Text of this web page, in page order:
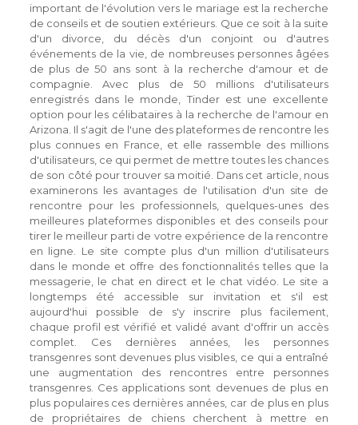
important de l'évolution vers le mariage est la recherche
de conseils et de soutien extérieurs. Que ce soit à la suite
d'un divorce, du décès d'un conjoint ou d'autres
événements de la vie, de nombreuses personnes âgées
de plus de 50 ans sont à la recherche d'amour et de
compagnie. Avec plus de 50 millions d'utilisateurs
enregistrés dans le monde, Tinder est une excellente
option pour les célibataires à la recherche de l'amour en
Arizona. Il s'agit de l'une des plateformes de rencontre les
plus connues en France, et elle rassemble des millions
d'utilisateurs, ce qui permet de mettre toutes les chances
de son côté pour trouver sa moitié. Dans cet article, nous
examinerons les avantages de l'utilisation d'un site de
rencontre pour les professionnels, quelques-unes des
meilleures plateformes disponibles et des conseils pour
tirer le meilleur parti de votre expérience de la rencontre
en ligne. Le site compte plus d'un million d'utilisateurs
dans le monde et offre des fonctionnalités telles que la
messagerie, le chat en direct et le chat vidéo. Le site a
longtemps été accessible sur invitation et s'il est
aujourd'hui possible de s'y inscrire plus facilement,
chaque profil est vérifié et validé avant d'offrir un accès
complet. Ces dernières années, les personnes
transgenres sont devenues plus visibles, ce qui a entraîné
une augmentation des rencontres entre personnes
transgenres. Ces applications sont devenues de plus en
plus populaires ces dernières années, car de plus en plus
de propriétaires de chiens cherchent à mettre en